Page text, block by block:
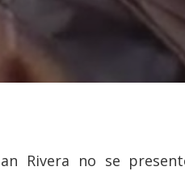
Rivera no se